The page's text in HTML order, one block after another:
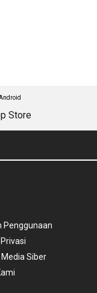
Penggunaan
Siber